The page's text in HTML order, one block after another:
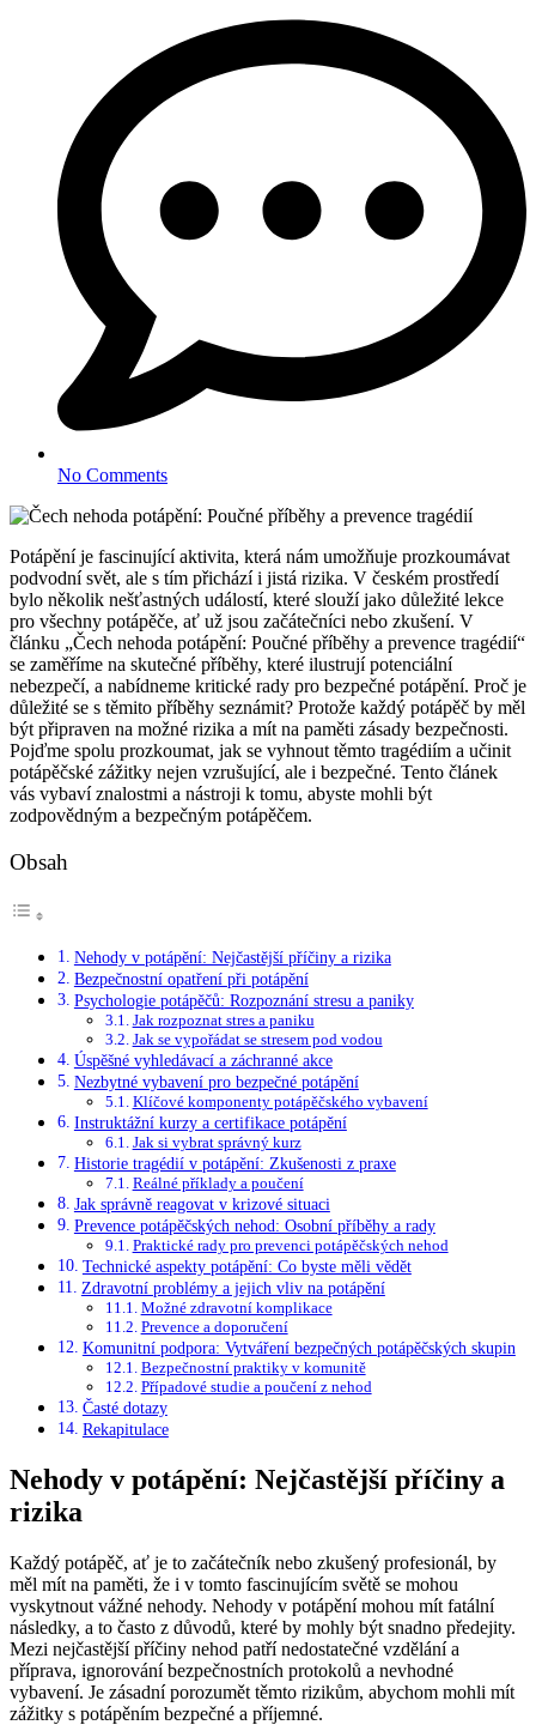
No Comments
Potápění je fascinující aktivita, která nám umožňuje prozkoumávat
podvodní svět, ale s tím přichází i jistá rizika. V českém prostředí
bylo několik nešťastných událostí, které slouží jako důležité lekce
pro všechny potápěče, ať už jsou začátečníci nebo zkušení. V
článku „Čech nehoda potápění: Poučné příběhy a prevence tragédií“
se zaměříme na skutečné příběhy, které ilustrují potenciální
nebezpečí, a nabídneme kritické rady pro bezpečné potápění. Proč je
důležité se s těmito příběhy seznámit? Protože každý potápěč by měl
být připraven na možné rizika a mít na paměti zásady bezpečnosti.
Pojďme spolu prozkoumat, jak se vyhnout těmto tragédiím a učinit
potápěčské zážitky nejen vzrušující, ale i bezpečné. Tento článek
vás vybaví znalostmi a nástroji k tomu, abyste mohli být
zodpovědným a bezpečným potápěčem.
Obsah
Nehody v potápění: Nejčastější příčiny a rizika
Bezpečnostní opatření při potápění
Psychologie potápěčů: Rozpoznání stresu a paniky
Jak rozpoznat stres a paniku
Jak se vypořádat se stresem pod vodou
Úspěšné vyhledávací a záchranné akce
Nezbytné vybavení pro bezpečné potápění
Klíčové komponenty potápěčského vybavení
Instruktážní kurzy a certifikace potápění
Jak si vybrat správný kurz
Historie tragédií v potápění: Zkušenosti z praxe
Reálné příklady a poučení
Jak správně reagovat v krizové situaci
Prevence potápěčských nehod: Osobní příběhy a rady
Praktické rady pro prevenci potápěčských nehod
Technické aspekty potápění: Co byste měli vědět
Zdravotní problémy a jejich vliv na potápění
Možné zdravotní komplikace
Prevence a doporučení
Komunitní podpora: Vytváření bezpečných potápěčských skupin
Bezpečnostní praktiky v komunitě
Případové studie a poučení z nehod
Časté dotazy
Rekapitulace
Nehody v potápění: Nejčastější příčiny a
rizika
Každý potápěč, ať je to začátečník nebo zkušený profesionál, by
měl mít na paměti, že i v tomto fascinujícím světě se mohou
vyskytnout vážné nehody. Nehody v potápění mohou mít fatální
následky, a to často z důvodů, které by mohly být snadno předejity.
Mezi nejčastější příčiny nehod patří nedostatečné vzdělání a
příprava, ignorování bezpečnostních protokolů a nevhodné
vybavení. Je zásadní porozumět těmto rizikům, abychom mohli mít
zážitky s potápěním bezpečné a příjemné.